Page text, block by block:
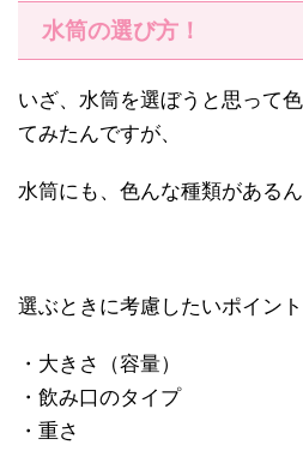
水筒の選び方！
いざ、水筒を選ぼうと思って
てみたんですが、
水筒にも、色んな種類があるん
選ぶときに考慮したいポイン
・大きさ（容量）
・飲み口のタイプ
・重さ